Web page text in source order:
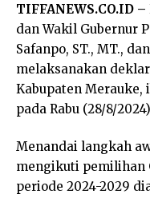
TIFFANEWS.CO.ID –
dan Wakil Gubernur
Safanpo, ST., MT.,
melaksanakan
Kabupaten Merauke,
pada Rabu (28/8/
Menandai langkah
mengikuti pemilihan
periode 2024-2029